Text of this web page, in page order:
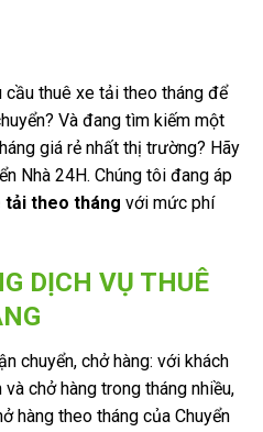
cầu thuê xe tải theo tháng để
Và đang tìm kiếm một
giá rẻ nhất thị trường? Hãy
Nhà 24H. Chúng tôi đang áp
tải theo tháng với mức phí
DỊCH VỤ THUÊ
chuyển, chở hàng: với khách
chở hàng trong tháng nhiều,
hàng theo tháng của Chuyển